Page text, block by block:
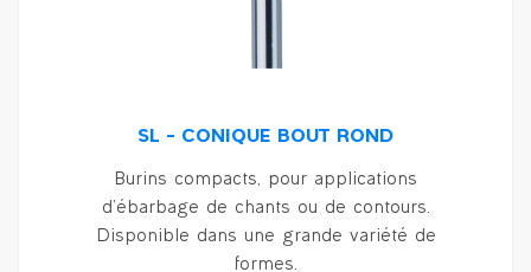
SL – CONIQUE BOUT ROND
Burins compacts, pour applications
d’ébarbage de chants ou de contours.
Disponible dans une grande variété de
formes.